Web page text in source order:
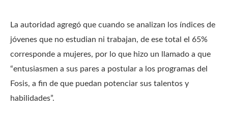
La autoridad agregó que cuando se analizan los índices de
jóvenes que no estudian ni trabajan, de ese total el 65%
corresponde a mujeres, por lo que hizo un llamado a que
“entusiasmen a sus pares a postular a los programas del
Fosis, a fin de que puedan potenciar sus talentos y
habilidades”.